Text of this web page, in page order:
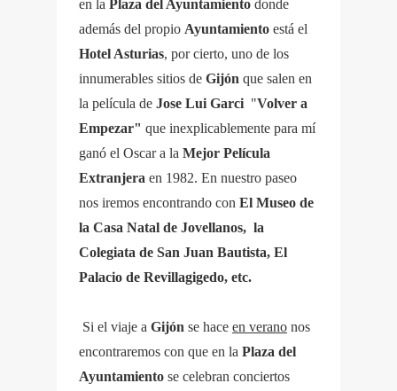
en la Plaza del Ayuntamiento donde
además del propio Ayuntamiento está el
Hotel Asturias, por cierto, uno de los
innumerables sitios de Gijón que salen en
la película de Jose Lui Garci "Volver a
Empezar" que inexplicablemente para mí
ganó el Oscar a la Mejor Película
Extranjera en 1982. En nuestro paseo
nos iremos encontrando con El Museo de
la Casa Natal de Jovellanos, la
Colegiata de San Juan Bautista, El
Palacio de Revillagigedo, etc.
Si el viaje a Gijón se hace en verano nos
encontraremos con que en la Plaza del
Ayuntamiento se celebran conciertos